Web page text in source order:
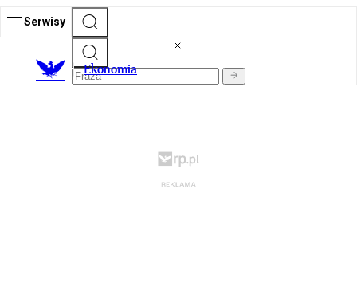
Serwisy
Ekonomia